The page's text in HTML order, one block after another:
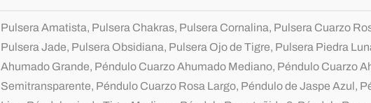
Pulsera Amatista, Pulsera Chakras, Pulsera Cornalina, Pulsera Cuarzo
Pulsera Jade, Pulsera Obsidiana, Pulsera Ojo de Tigre, Pulsera Piedra
Ahumado Grande, Péndulo Cuarzo Ahumado Mediano, Péndulo Cuarzo
Semitransparente, Péndulo Cuarzo Rosa Largo, Péndulo de Jaspe Azul,